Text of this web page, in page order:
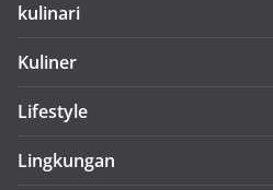
kulinari
Kuliner
Lifestyle
Lingkungan